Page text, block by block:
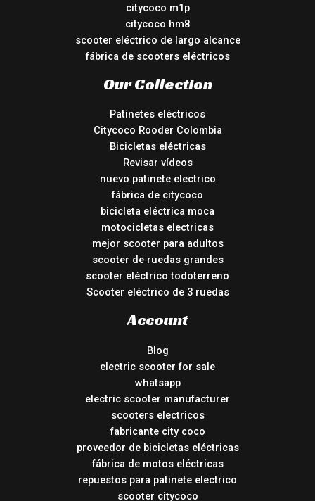
citycoco m1p
citycoco hm8
scooter eléctrico de largo alcance
fábrica de scooters eléctricos
Our Collection
Patinetes eléctricos
Citycoco Rooder Colombia
Bicicletas eléctricas
Revisar vídeos
nuevo patinete electrico
fábrica de citycoco
bicicleta eléctrica moca
motocicletas electricas
mejor scooter para adultos
scooter de ruedas grandes
scooter eléctrico todoterreno
Scooter eléctrico de 3 ruedas
Account
Blog
electric scooter for sale
whatsapp
electric scooter manufacturer
scooters electricos
fabricante city coco
proveedor de bicicletas eléctricas
fábrica de motos eléctricas
repuestos para patinete electrico
scooter citycoco